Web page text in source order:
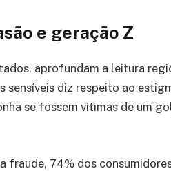
e geração Z
aprofundam a leitura
diz respeito ao
se fossem vítimas de um
fraude, 74% dos